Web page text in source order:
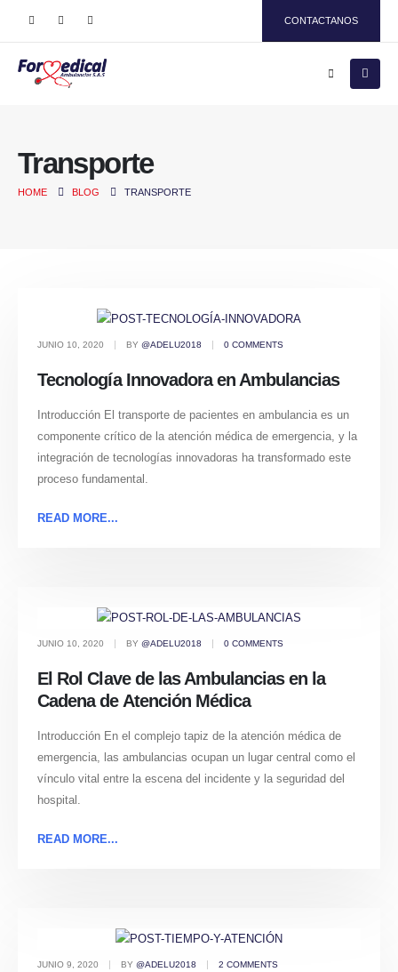
CONTACTANOS
Transporte
HOME BLOG TRANSPORTE
JUNIO 10, 2020 BY@ADELU2018 0 COMMENTS
Tecnología Innovadora en Ambulancias
Introducción El transporte de pacientes en ambulancia es un
componente crítico de la atención médica de emergencia, y la
integración de tecnologías innovadoras ha transformado este
proceso fundamental.
READ MORE...
JUNIO 10, 2020 BY@ADELU2018 0 COMMENTS
El Rol Clave de las Ambulancias en la
Cadena de Atención Médica
Introducción En el complejo tapiz de la atención médica de
emergencia, las ambulancias ocupan un lugar central como el
vínculo vital entre la escena del incidente y la seguridad del
hospital.
READ MORE...
JUNIO 9, 2020 BY@ADELU2018 2 COMMENTS